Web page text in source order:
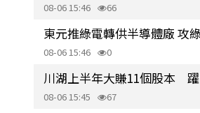
08-06 15:46 66
東元推綠電轉供半導體廠 攻
08-06 15:46 0
川湖上半年大賺11個股本
08-06 15:45 67